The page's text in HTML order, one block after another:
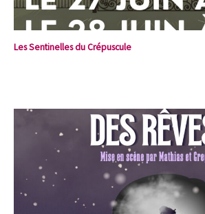
Les Sentinelles du Crépuscule